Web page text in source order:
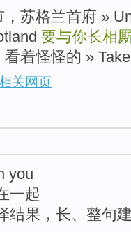
苏格兰首府 »
要与你长相
着怪怪的 »
关网页
you
一起
结果，长、整句